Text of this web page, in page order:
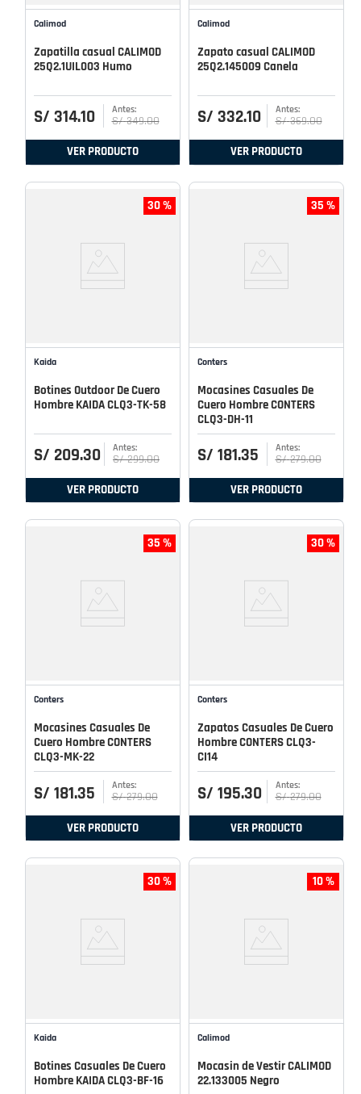
Calimod
Zapatilla casual CALIMOD
25Q2.1UIL003 Humo
S/ 314.10 S/ 349.00
VER PRODUCTO
Calimod
Zapato casual CALIMOD
25Q2.145009 Canela
S/ 332.10 S/ 369.00
VER PRODUCTO
30 %
Kaida
Botines Outdoor De Cuero
Hombre KAIDA CLQ3-TK-58
S/ 209.30 S/ 299.00
VER PRODUCTO
35 %
Conters
Mocasines Casuales De
Cuero Hombre CONTERS
CLQ3-DH-11
S/ 181.35 S/ 279.00
VER PRODUCTO
35 %
Conters
Mocasines Casuales De
Cuero Hombre CONTERS
CLQ3-MK-22
S/ 181.35 S/ 279.00
VER PRODUCTO
30 %
Conters
Zapatos Casuales De Cuero
Hombre CONTERS CLQ3-
CI14
S/ 195.30 S/ 279.00
VER PRODUCTO
30 %
Kaida
Botines Casuales De Cuero
Hombre KAIDA CLQ3-BF-16
10 %
Calimod
Mocasin de Vestir CALIMOD
22.133005 Negro